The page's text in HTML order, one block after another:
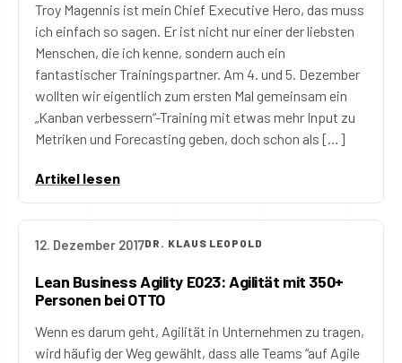
Troy Magennis ist mein Chief Executive Hero, das muss
ich einfach so sagen. Er ist nicht nur einer der liebsten
Menschen, die ich kenne, sondern auch ein
fantastischer Trainingspartner. Am 4. und 5. Dezember
wollten wir eigentlich zum ersten Mal gemeinsam ein
„Kanban verbessern“-Training mit etwas mehr Input zu
Metriken und Forecasting geben, doch schon als […]
Artikel lesen
12. Dezember 2017DR. KLAUS LEOPOLD
Lean Business Agility E023: Agilität mit 350+
Personen bei OTTO
Wenn es darum geht, Agilität in Unternehmen zu tragen,
wird häufig der Weg gewählt, dass alle Teams “auf Agile